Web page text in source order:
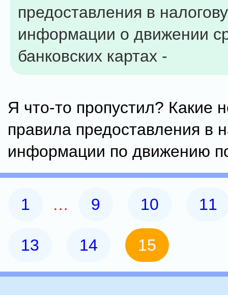
предоставления в
информации о движении
банковских картах -
Я что-то пропустил? Какие
правила предоставления в
информации по движению
1 … 9 10 11
13 14 15